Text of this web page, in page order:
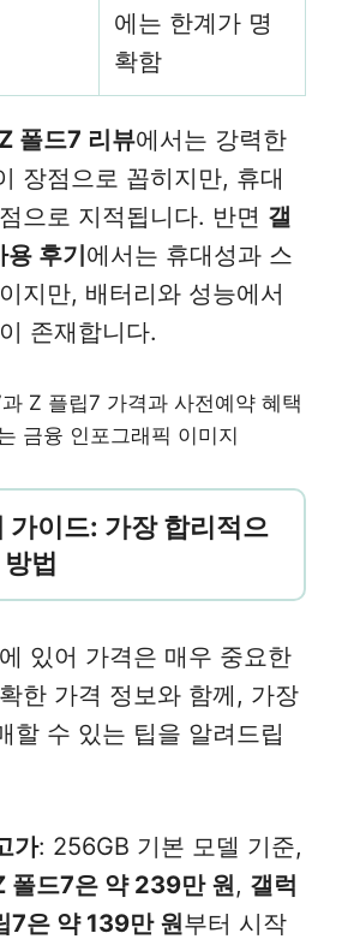
에는 한계가 명
확함
폴드7 리뷰에서는 강력한
장점으로 꼽히지만, 휴대
으로 지적됩니다. 반면 갤
용 후기에서는 휴대성과 스
지만, 배터리와 성능에서
존재합니다.
가이드: 가장 합리적으
법
있어 가격은 매우 중요한
한 가격 정보와 함께, 가장
할 수 있는 팁을 알려드립
가: 256GB 기본 모델 기준,
폴드7은 약 239만 원, 갤럭
7은 약 139만 원부터 시작